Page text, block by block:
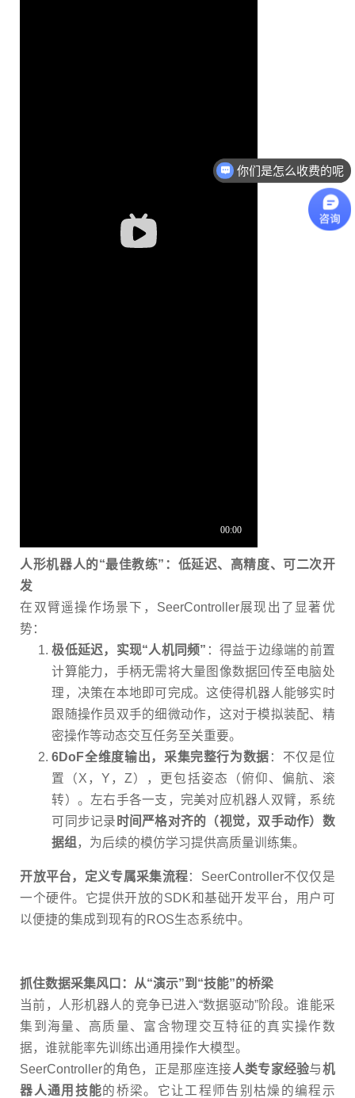
人形机器人的“最佳教练” ：低延迟、高精度、可二次开
发
在双臂遥操作场景下， SeerController展现出了显著优
势：
极低延迟，实现“人机同频” ：得益于边缘端的前置
计算能力，手柄无需将大量图像数据回传至电脑处
理，决策在本地即可完成。这使得机器人能够实时
跟随操作员双手的细微动作，这对于模拟装配、精
密操作等动态交互任务至关重要。
6DoF全维度输出，采集完整行为数据 ：不仅是位
置（X ，Y ，Z），更包括姿态（俯仰、偏航、滚
转）。左右手各一支，完美对应机器人双臂，系统
可同步记录 时间严格对齐的（视觉，双手动作）数
据组 ，为后续的模仿学习提供高质量训练集。
开放平台，定义专属采集流程： SeerController不仅仅是
一个硬件。它提供开放的SDK和基础开发平台，用户可
以便捷的集成到现有的ROS生态系统中。
抓住数据采集风口：从“演示”到 “技能”的桥梁
当前，人形机器人的竞争已进入“数据驱动”阶段。谁能采
集到海量、高质量、富含物理交互特征的真实操作数
据，谁就能率先训练出通用操作大模型。
SeerController的角色，正是那座连接人类专家经验与机
器人通用技能的桥梁。它让工程师告别枯燥的编程示
你们是怎么收费的呢